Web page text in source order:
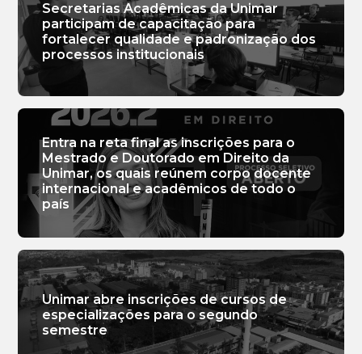
Secretarias Acadêmicas da Unimar
participam de capacitação para
fortalecer qualidade e padronização dos
processos institucionais
Entra na reta final as inscrições para o
Mestrado e Doutorado em Direito da
Unimar, os quais reúnem corpo docente
internacional e acadêmicos de todo o
país
Unimar abre inscrições de cursos de
especializações para o segundo
semestre